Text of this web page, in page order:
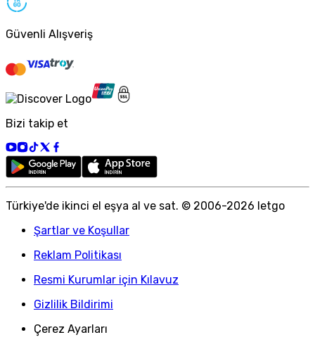
Güvenli Alışveriş
Bizi takip et
Türkiye'de ikinci el eşya al ve sat. © 2006-2026 letgo
Şartlar ve Koşullar
Reklam Politikası
Resmi Kurumlar için Kılavuz
Gizlilik Bildirimi
Çerez Ayarları